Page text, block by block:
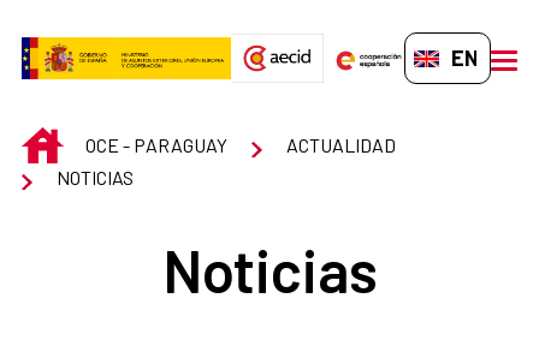
EN-GB
INICIOOCE - PARAGUAY
ACTUALIDAD
NOTICIAS
Noticias